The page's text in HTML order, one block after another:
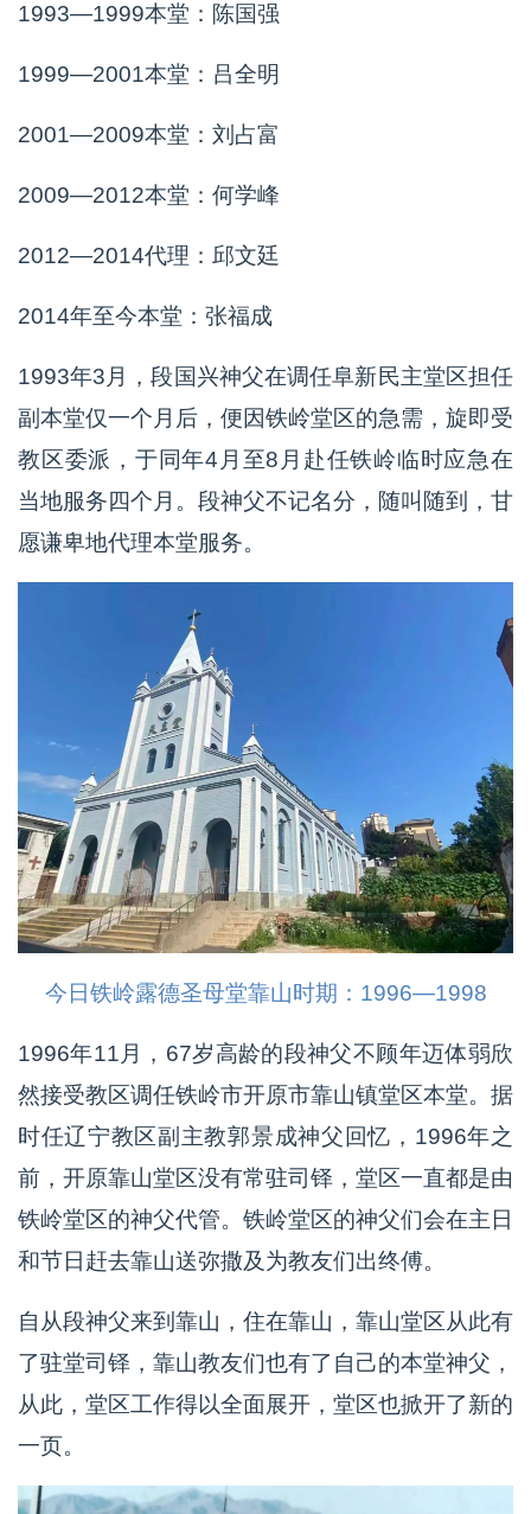
1993—1999本堂：陈国强
1999—2001本堂：吕全明
2001—2009本堂：刘占富
2009—2012本堂：何学峰
2012—2014代理：邱文廷
2014年至今本堂：张福成
1993年3月，段国兴神父在调任阜新民主堂区担任
副本堂仅一个月后，便因铁岭堂区的急需，旋即受
教区委派，于同年4月至8月赴任铁岭临时应急在
当地服务四个月。段神父不记名分，随叫随到，甘
愿谦卑地代理本堂服务。
今日铁岭露德圣母堂靠山时期：1996—1998
1996年11月，67岁高龄的段神父不顾年迈体弱欣
然接受教区调任铁岭市开原市靠山镇堂区本堂。据
时任辽宁教区副主教郭景成神父回忆，1996年之
前，开原靠山堂区没有常驻司铎，堂区一直都是由
铁岭堂区的神父代管。铁岭堂区的神父们会在主日
和节日赶去靠山送弥撒及为教友们出终傅。
自从段神父来到靠山，住在靠山，靠山堂区从此有
了驻堂司铎，靠山教友们也有了自己的本堂神父，
从此，堂区工作得以全面展开，堂区也掀开了新的
一页。